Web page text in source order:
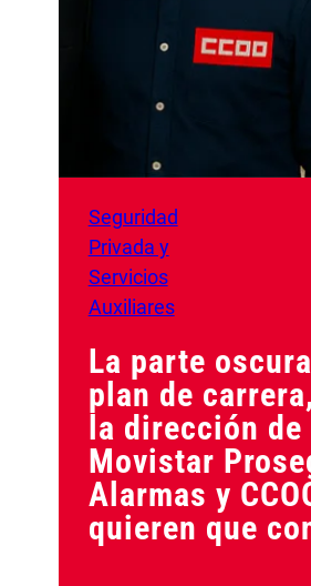
Seguridad
Privada y
Servicios
Auxiliares
La parte
plan de
la dirección de
Movistar
Alarmas y
quieren que